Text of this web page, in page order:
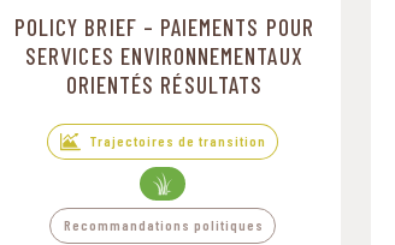
Trajectoires de transition
POLICY BRIEF – PAIEMENTS POUR
SERVICES ENVIRONNEMENTAUX
ORIENTÉS RÉSULTATS
Trajectoires de transition
Recommandations politiques